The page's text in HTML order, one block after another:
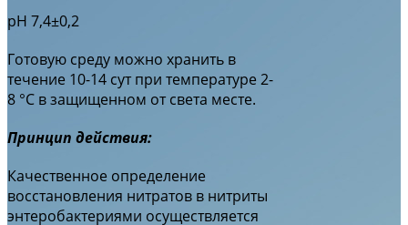
рН 7,4±0,2
Готовую среду можно хранить в
течение 10-14 сут при температуре 2-
8 °С в защищенном от света месте.
Принцип действия:
Качественное определение
восстановления нитратов в нитриты
энтеробактериями осуществляется